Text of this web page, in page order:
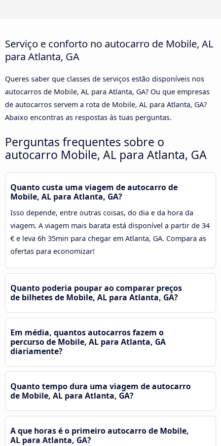
Serviço e conforto no autocarro de Mobile, AL
para Atlanta, GA
Queres saber que classes de serviços estão disponíveis nos
autocarros de Mobile, AL para Atlanta, GA? Ou que empresas
de autocarros servem a rota de Mobile, AL para Atlanta, GA?
Abaixo encontras as respostas às tuas perguntas.
Perguntas frequentes sobre o
autocarro Mobile, AL para Atlanta, GA
Quanto custa uma viagem de autocarro de
Mobile, AL para Atlanta, GA?
Isso depende, entre outras coisas, do dia e da hora da
viagem. A viagem mais barata está disponível a partir de 34
€ e leva 6h 35min para chegar em Atlanta, GA. Compara as
ofertas para economizar!
Quanto poderia poupar ao comparar preços
de bilhetes de Mobile, AL para Atlanta, GA?
Em média, quantos autocarros fazem o
percurso de Mobile, AL para Atlanta, GA
diariamente?
Quanto tempo dura uma viagem de autocarro
de Mobile, AL para Atlanta, GA?
A que horas é o primeiro autocarro de Mobile,
AL para Atlanta, GA?